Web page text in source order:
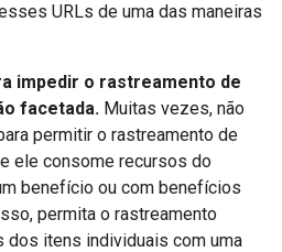
URLs de uma das maneiras
impedir o rastreamento de
facetada. Muitas vezes, não
permitir o rastreamento de
ele consome recursos do
benefício ou com benefícios
permita o rastreamento
dos itens individuais com uma